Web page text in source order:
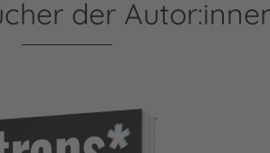
der